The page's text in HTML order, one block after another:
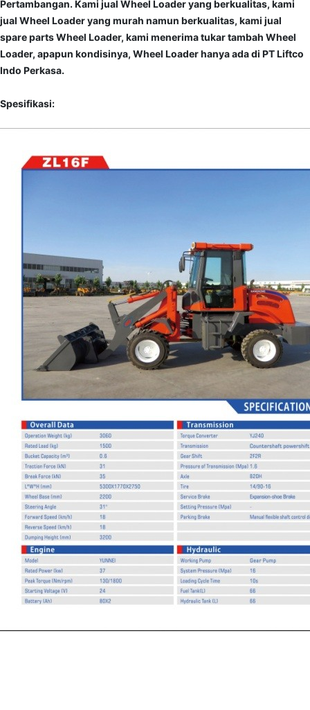
Pertambangan. Kami jual Wheel Loader yang berkualitas, kami
jual Wheel Loader yang murah namun berkualitas, kami jual
spare parts Wheel Loader, kami menerima tukar tambah Wheel
Loader, apapun kondisinya, Wheel Loader hanya ada di PT Liftco
Indo Perkasa.
Spesifikasi: